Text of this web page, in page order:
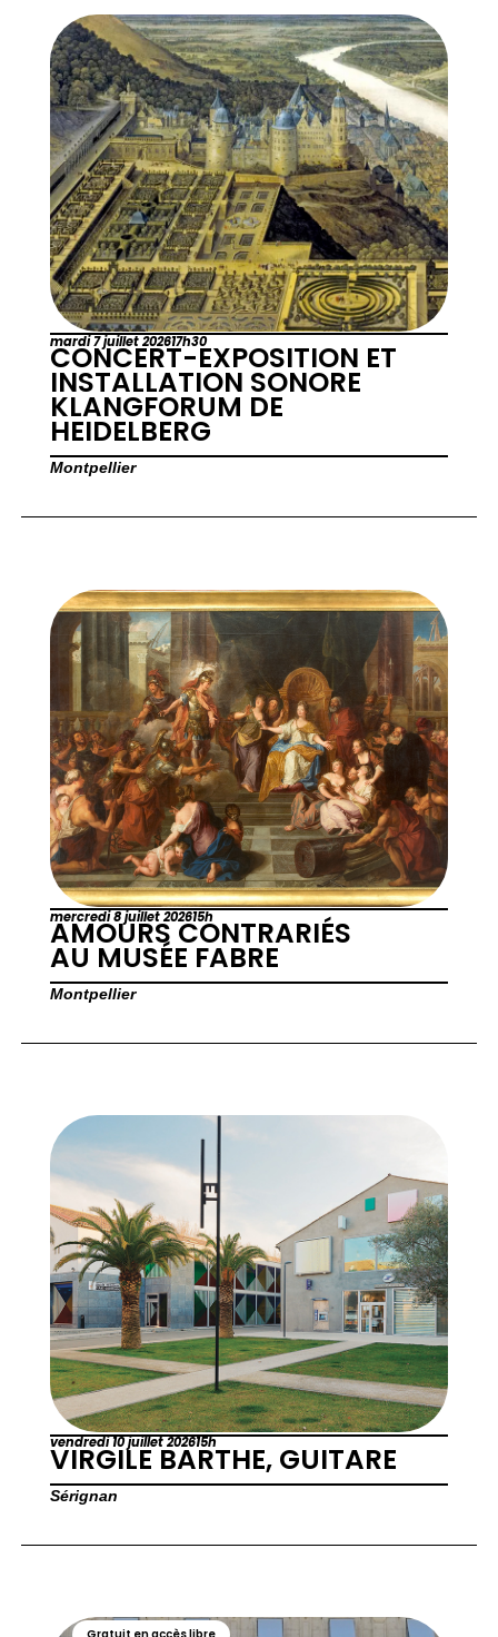
mardi 7 juillet 202617h30
CONCERT-EXPOSITION ET
INSTALLATION SONORE
KLANGFORUM DE
HEIDELBERG
Montpellier
mercredi 8 juillet 202615h
AMOURS CONTRARIÉS
AU MUSÉE FABRE
Montpellier
vendredi 10 juillet 202615h
VIRGILE BARTHE, GUITARE
Sérignan